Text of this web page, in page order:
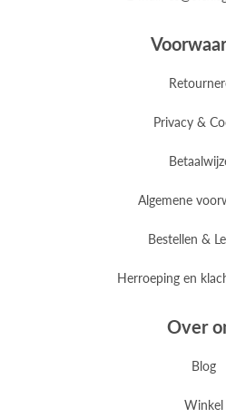
Privacy &
Algemene
Bestellen &
Herroeping en
Over
Blog
Winkel